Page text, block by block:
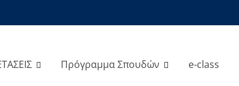
Πρόγραμμα Σπουδών e-class